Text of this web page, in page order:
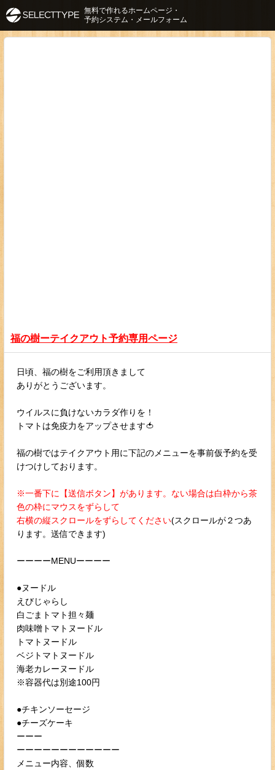
福の樹ーテイクアウト予約専用ページ
日頃、福の樹をご利用頂きまして
ありがとうございます。
ウイルスに負けないカラダ作りを！
トマトは免疫力をアップさせます🍅
福の樹ではテイクアウト用に下記のメニューを事前仮予約を受
けつけしております。
※一番下に【送信ボタン】があります。ない場合は白枠から茶
色の枠にマウスをずらして
右横の縦スクロールをずらしてください(スクロールが２つあ
ります。送信できます)
ーーーーMENUーーーー
●ヌードル
えびじゃらし
白ごまトマト担々麺
肉味噌トマトヌードル
トマトヌードル
ベジトマトヌードル
海老カレーヌードル
※容器代は別途100円
●チキンソーセージ
●チーズケーキ
ーーー
ーーーーーーーーーーーー
メニュー内容、個数
無料で作れるホームページ・
予約システム・メールフォーム